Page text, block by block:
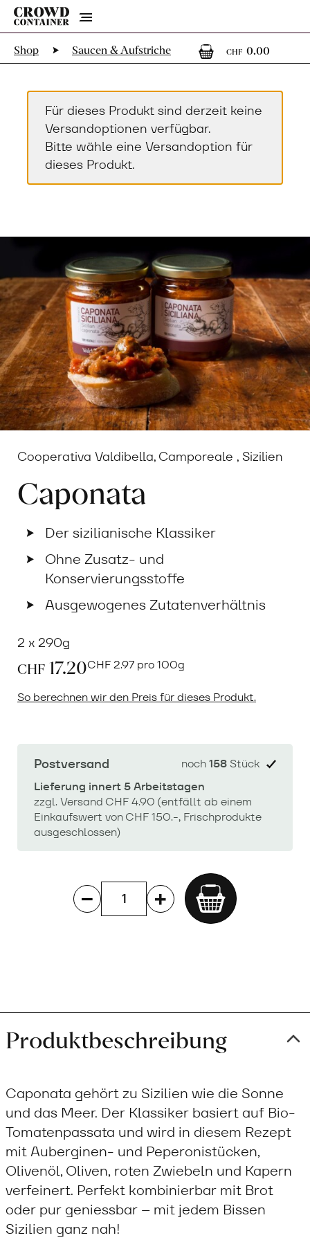
Menu
Shop Saucen & Aufstriche
CHF 0.000
Für dieses Produkt sind derzeit keine
Versandoptionen verfügbar.
Bitte wähle eine Versandoption für
dieses Produkt.
Cooperativa Valdibella, Camporeale , Sizilien
Caponata
Der sizilianische Klassiker
Ohne Zusatz- und
Konservierungsstoffe
Ausgewogenes Zutatenverhältnis
2 x 290g
CHF 17.20CHF2.97 pro 100g
So berechnen wir den Preis für dieses Produkt.
Postversand
Lieferung innert 5 Arbeitstagen
zzgl. Versand CHF 4.90 (entfällt ab einem
Einkaufswert von CHF 150.-, Frischprodukte
ausgeschlossen)
noch158Stück
Add
Produktbeschreibung
Caponata gehört zu Sizilien wie die Sonne
und das Meer. Der Klassiker basiert auf Bio-
Tomatenpassata und wird in diesem Rezept
mit Auberginen- und Peperonistücken,
Olivenöl, Oliven, roten Zwiebeln und Kapern
verfeinert. Perfekt kombinierbar mit Brot
oder pur geniessbar – mit jedem Bissen
Sizilien ganz nah!